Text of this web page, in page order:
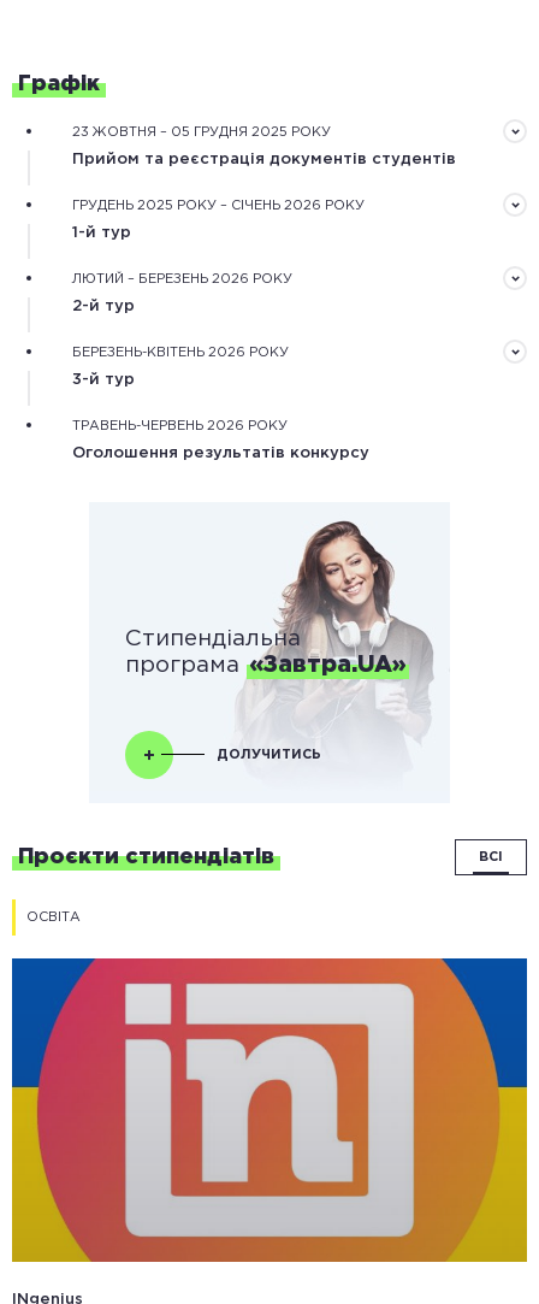
Графік
23 ЖОВТНЯ – 05 ГРУДНЯ 2025 РОКУ
Прийом та реєстрація документів студентів
ГРУДЕНЬ 2025 РОКУ – СІЧЕНЬ 2026 РОКУ
1-й тур
Обробка зареєстрованих документів та оцінювання
обґрунтування дослідження.
ЛЮТИЙ – БЕРЕЗЕНЬ 2026 РОКУ
2-й тур
конкурсантів.
БЕРЕЗЕНЬ-КВІТЕНЬ 2026 РОКУ
3-й тур
ТРАВЕНЬ-ЧЕРВЕНЬ 2026 РОКУ
Оголошення результатів конкурсу
Стипендіальна
програма «Завтра.UA»
ДОЛУЧИТИСЬ
Проєкти стипендіатів ВСІ
ОСВІТА
INgenius